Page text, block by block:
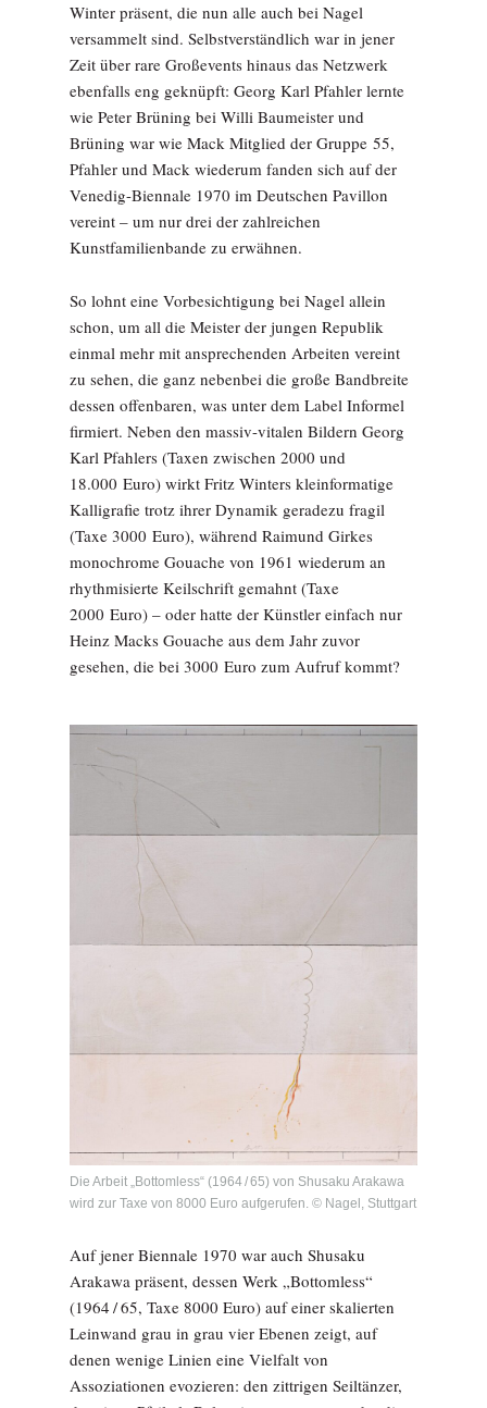
Winter präsent, die nun alle auch bei Nagel
versammelt sind. Selbstverständlich war in jener
Zeit über rare Großevents hinaus das Netzwerk
ebenfalls eng geknüpft: Georg Karl Pfahler lernte
wie Peter Brüning bei Willi Baumeister und
Brüning war wie Mack Mitglied der Gruppe 55,
Pfahler und Mack wiederum fanden sich auf der
Venedig-Biennale 1970 im Deutschen Pavillon
vereint – um nur drei der zahlreichen
Kunstfamilienbande zu erwähnen.
So lohnt eine Vorbesichtigung bei Nagel allein
schon, um all die Meister der jungen Republik
einmal mehr mit ansprechenden Arbeiten vereint
zu sehen, die ganz nebenbei die große Bandbreite
dessen offenbaren, was unter dem Label Informel
firmiert. Neben den massiv-vitalen Bildern Georg
Karl Pfahlers (Taxen zwischen 2000 und
18.000 Euro) wirkt Fritz Winters kleinformatige
Kalligrafie trotz ihrer Dynamik geradezu fragil
(Taxe 3000 Euro), während Raimund Girkes
monochrome Gouache von 1961 wiederum an
rhythmisierte Keilschrift gemahnt (Taxe
2000 Euro) – oder hatte der Künstler einfach nur
Heinz Macks Gouache aus dem Jahr zuvor
gesehen, die bei 3000 Euro zum Aufruf kommt?
Die Arbeit „Bottomless“ (1964 / 65) von Shusaku Arakawa
wird zur Taxe von 8000 Euro aufgerufen. © Nagel, Stuttgart
Auf jener Biennale 1970 war auch Shusaku
Arakawa präsent, dessen Werk „Bottomless“
(1964 / 65, Taxe 8000 Euro) auf einer skalierten
Leinwand grau in grau vier Ebenen zeigt, auf
denen wenige Linien eine Vielfalt von
Assoziationen evozieren: den zittrigen Seiltänzer,